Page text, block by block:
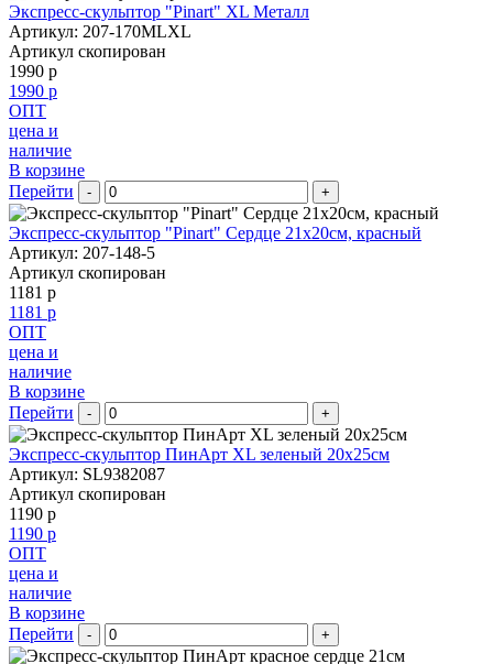
Экспресс-скульптор "Pinart" XL Металл
Артикул: 207-170MLXL
Артикул скопирован
1990 р
1990 р
ОПТ
цена и
наличие
В корзине
Перейти
- +
Экспресс-скульптор "Pinart" Сердце 21х20см, красный
Артикул: 207-148-5
Артикул скопирован
1181 р
1181 р
ОПТ
цена и
наличие
В корзине
Перейти
- +
Экспресс-скульптор ПинАрт XL зеленый 20х25см
Артикул: SL9382087
Артикул скопирован
1190 р
1190 р
ОПТ
цена и
наличие
В корзине
Перейти
- +